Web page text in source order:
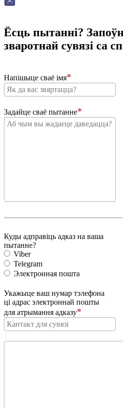
Ёсць пытанні?
зваротнай сувязі са
Напішыце сваё імя
Задайце сваё пытанне
Куды адправіць адказ на ваша
пытанне?
Viber
Telegram
Электронная пошта
Укажыце ваш нумар тэлефона
ці адрас электроннай пошты
для атрымання адказу